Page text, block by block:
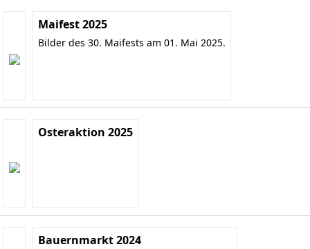
Maifest 2025
Bilder des 30. Maifests am 01. Mai 2025.
Osteraktion 2025
Bauernmarkt 2024